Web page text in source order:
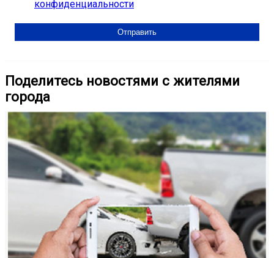
конфиденциальности
Поделитесь новостями с жителями
города